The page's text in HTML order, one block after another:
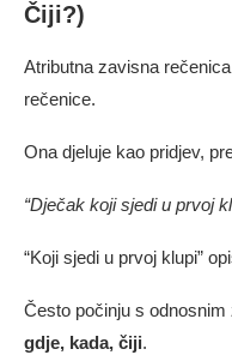
Čiji?)
Atributna zavisna rečenica
rečenice.
Ona djeluje kao pridjev,
“Dječak koji sjedi u prvoj
“Koji sjedi u prvoj klupi”
Često počinju s odnosnim
gdje, kada, čiji.